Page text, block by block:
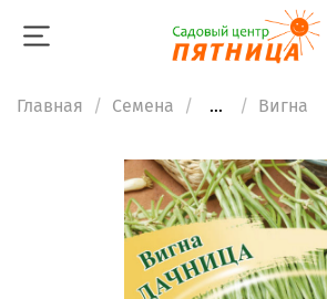
Главная Семена ... Вигна